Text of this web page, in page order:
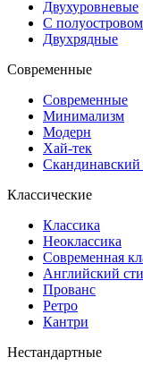
Двухуровневые
С полуостровом
Двухрядные
Современные
Современные
Минимализм
Модерн
Хай-тек
Скандинавский
Классические
Классика
Неоклассика
Современная
Английский
Прованс
Ретро
Кантри
Нестандартные